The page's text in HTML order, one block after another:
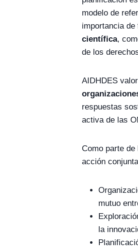
modelo de
importancia
científica,
de los
AIDHDES
respuestas
activa de las
Como parte
acción
mutuo
la